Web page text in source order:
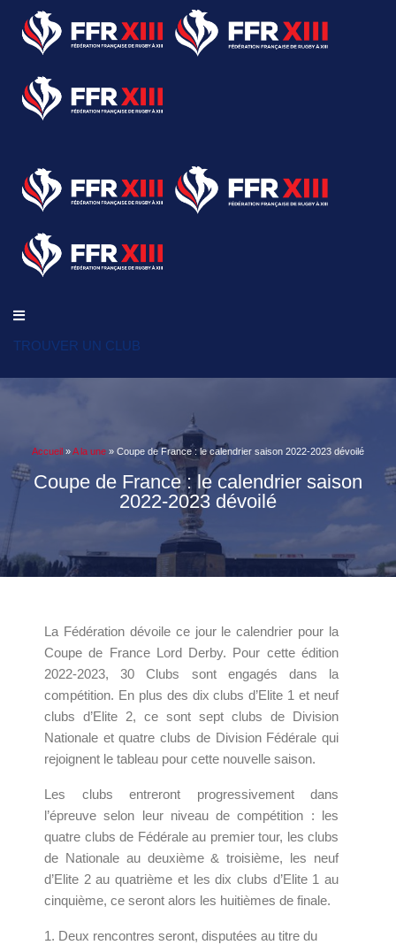
TROUVER UN CLUB
Accueil »A la une » Coupe de France : le calendrier saison 2022-2023 dévoilé
Coupe de France : le calendrier saison
2022-2023 dévoilé
La Fédération dévoile ce jour le calendrier pour la
Coupe de France Lord Derby. Pour cette édition
2022-2023, 30 Clubs sont engagés dans la
compétition. En plus des dix clubs d’Elite 1 et neuf
clubs d’Elite 2, ce sont sept clubs de Division
Nationale et quatre clubs de Division Fédérale qui
rejoignent le tableau pour cette nouvelle saison.
Les clubs entreront progressivement dans
l’épreuve selon leur niveau de compétition : les
quatre clubs de Fédérale au premier tour, les clubs
de Nationale au deuxième & troisième, les neuf
d’Elite 2 au quatrième et les dix clubs d’Elite 1 au
cinquième, ce seront alors les huitièmes de finale.
1. Deux rencontres seront, disputées au titre du